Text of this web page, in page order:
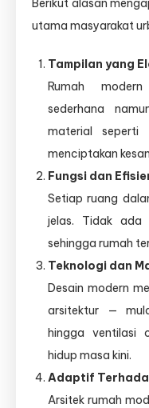
Berikut alasan
utama masyarakat
Tampilan yang
Rumah
sederhana
material
menciptakan
Fungsi dan
Setiap ruang
jelas. Tidak ada
sehingga rumah
Teknologi dan
Desain modern
arsitektur —
hingga ventilasi
hidup masa kini.
Adaptif
Arsitek rumah